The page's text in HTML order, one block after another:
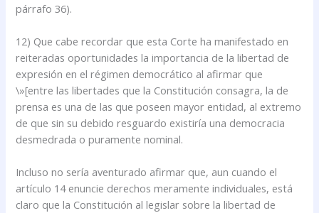
párrafo 36).
12) Que cabe recordar que esta Corte ha manifestado en
reiteradas oportunidades la importancia de la libertad de
expresión en el régimen democrático al afirmar que
\»[entre las libertades que la Constitución consagra, la de
prensa es una de las que poseen mayor entidad, al extremo
de que sin su debido resguardo existiría una democracia
desmedrada o puramente nominal.
Incluso no sería aventurado afirmar que, aun cuando el
artículo 14 enuncie derechos meramente individuales, está
claro que la Constitución al legislar sobre la libertad de